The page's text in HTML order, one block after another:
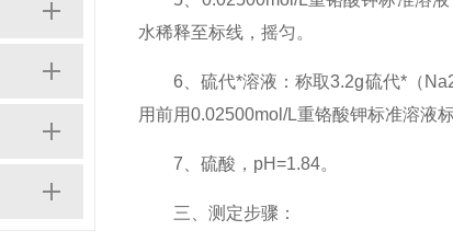
水稀释至标线，摇匀。
6、硫代*溶液：称取3.2g硫代*（
用前用0.02500mol/L重铬酸钾标准溶液标
7、硫酸，pH=1.84。
三、测定步骤：